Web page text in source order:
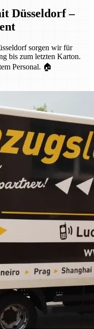
Düsseldorf –
sorgen wir für
bis zum letzten Karton.
Personal. 🏠